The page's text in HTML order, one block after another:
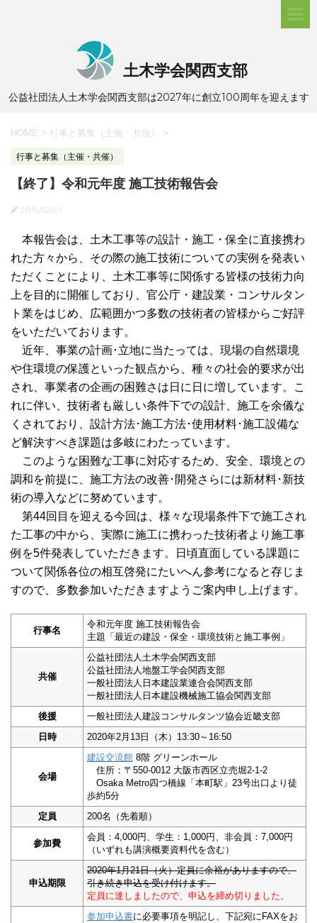
土木学会関西支部
公益社団法人土木学会関西支部は2027年に創立100周年を迎えます
HOME > 行事と募集（主催・共催） >
行事と募集（主催・共催）
【終了】令和元年度 施工技術報告会
2019/12/01
本報告会は、土木工事等の設計・施工・保全に直接携わ
れた方々から、その際の施工技術についての実例を発表い
ただくことにより、土木工事等に関係する皆様の技術力向
上を目的に開催しており、官公庁・建設業・コンサルタン
ト業をはじめ、広範囲かつ多数の技術者の皆様からご好評
をいただいております。
近年、事業の計画･立地に当たっては、現場の自然環境
や住環境の保護といった観点から、種々の社会的要求が出
され、事業者の企画の困難さは日に日に増しています。こ
れに伴い、技術者も厳しい条件下での設計、施工を余儀な
くされており、設計方法･施工方法･使用材料･施工設備な
ど解決すべき課題は多岐にわたっています。
このような困難な工事に対応するため、安全、環境との
調和を前提に、施工方法の改善･開発さらには新材料･新技
術の導入などに努めています。
第44回目を迎える今回は、様々な現場条件下で施工され
た工事の中から、実際に施工に携わった技術者より施工事
例を5件発表していただきます。日頃直面している課題に
ついて関係各位の相互啓発にたいへん参考になると存じま
すので、多数参加いただきますようご案内申し上げます。
行事名
令和元年度 施工技術報告会
主題「最近の建設・保全・環境技術と施工事例」
共催
公益社団法人土木学会関西支部
公益社団法人地盤工学会関西支部
一般社団法人日本建設業連合会関西支部
一般社団法人日本建設機械施工協会関西支部
後援
一般社団法人建設コンサルタンツ協会近畿支部
日時
2020年2月13日（木）13:30～16:50
会場
建設交流館 8階 グリーンホール
住所：〒550-0012 大阪市西区立売堀2-1-2
Osaka Metro四つ橋線「本町駅」23号出口より徒
歩約5分
定員
200名（先着順）
参加費
会員：4,000円、学生：1,000円、非会員：7,000円
（いずれも講演概要資料代を含む）
申込期限
2020年1月21日（火）定員に余裕がありますので、
引き続き申込を受け付けます。
定員に達しましたので、申込を締め切りました。
参加申込書に必要事項を明記し、下記宛にFAXをお